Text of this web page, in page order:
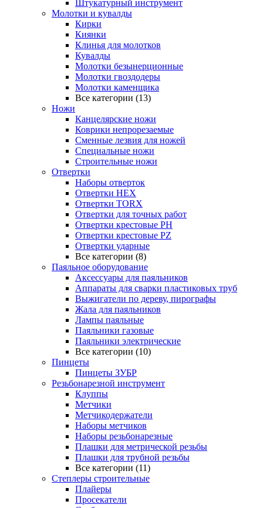
Штукатурный инструмент
Молотки и кувалды
Кирки
Киянки
Клинья для молотков
Кувалды
Молотки безынерционные
Молотки гвоздодеры
Молотки каменщика
Все категории (13)
Ножи
Канцелярские ножи
Коврики непрорезаемые
Сменные лезвия для ножей
Специальные ножи
Строительные ножи
Отвертки
Наборы отверток
Отвертки HEX
Отвертки TORX
Отвертки для точных работ
Отвертки крестовые PH
Отвертки крестовые PZ
Отвертки ударные
Все категории (8)
Паяльное оборудование
Аксессуары для паяльников
Аппараты для сварки пластиковых труб
Выжигатели по дереву, пирографы
Жала для паяльников
Лампы паяльные
Паяльники газовые
Паяльники электрические
Все категории (10)
Пинцеты
Пинцеты ЗУБР
Резьбонарезной инструмент
Клуппы
Метчики
Метчикодержатели
Наборы метчиков
Наборы резьбонарезные
Плашки для метрической резьбы
Плашки для трубной резьбы
Все категории (11)
Степлеры строительные
Плайеры
Просекатели